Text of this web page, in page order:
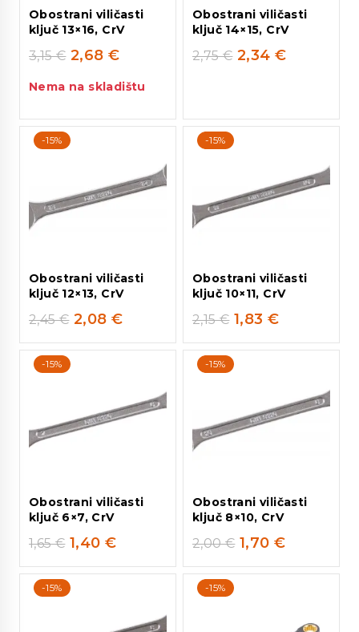
Obostrani viličasti
ključ 13×16, CrV
3,15€ 2,68 €
Nema na skladištu
Obostrani viličasti
ključ 14×15, CrV
2,75€ 2,34 €
-15%
Obostrani viličasti
ključ 12×13, CrV
2,45€ 2,08 €
-15%
Obostrani viličasti
ključ 10×11, CrV
2,15€ 1,83 €
-15%
Obostrani viličasti
ključ 6×7, CrV
1,65€ 1,40 €
-15%
Obostrani viličasti
ključ 8×10, CrV
2,00€ 1,70 €
-15% -15%